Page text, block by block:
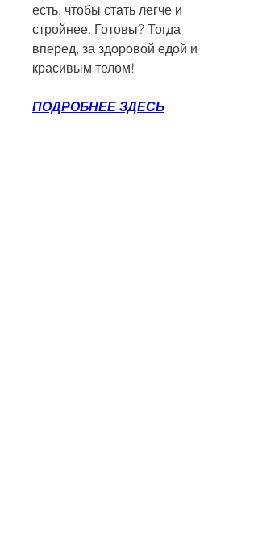
есть, чтобы стать легче и
стройнее. Готовы? Тогда
вперед, за здоровой едой и
красивым телом!
ПОДРОБНЕЕ ЗДЕСЬ